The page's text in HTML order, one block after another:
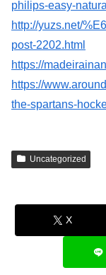
philips-easy-
http://yuzs.net/
post-2202.html
https://
https://
the-spartans-
Uncategorized
X